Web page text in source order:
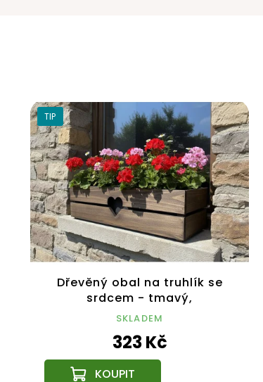
TIP
Dřevěný obal na truhlík se
srdcem - tmavý,
62x21,5x17cm Český výrobek
SKLADEM
323 Kč